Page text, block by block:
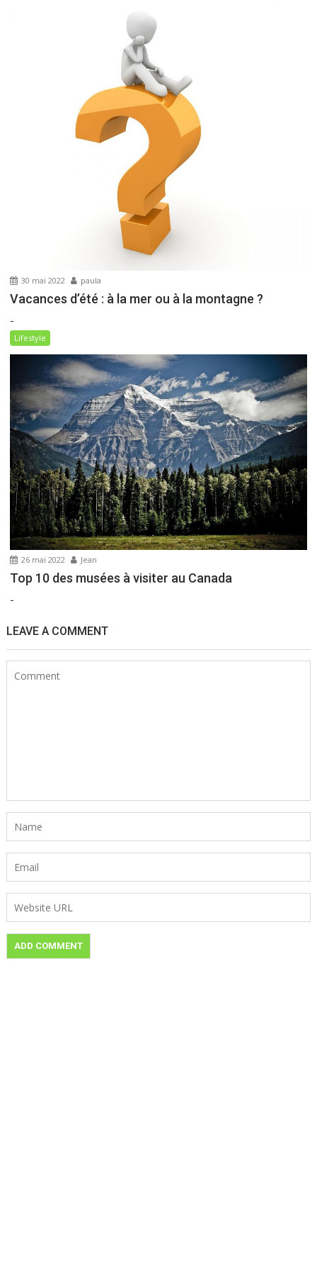
30 mai 2022 paula
Vacances d’été : à la mer ou à la montagne ?
-
Lifestyle
26 mai 2022 Jean
Top 10 des musées à visiter au Canada
-
LEAVE A COMMENT